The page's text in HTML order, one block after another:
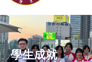
學生成就